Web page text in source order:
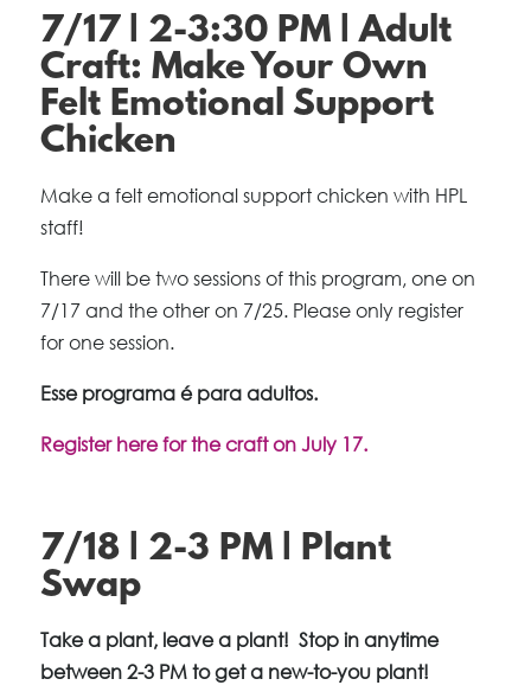
7/17 | 2-3:30 PM | Adult
Craft: Make Your Own
Felt Emotional Support
Chicken
Make a felt emotional support chicken with HPL
staff!
There will be two sessions of this program, one on
7/17 and the other on 7/25. Please only register
for one session.
Esse programa é para adultos.
Register here for the craft on July 17.
7/18 | 2-3 PM | Plant
Swap
Take a plant, leave a plant! Stop in anytime
between 2-3 PM to get a new-to-you plant!